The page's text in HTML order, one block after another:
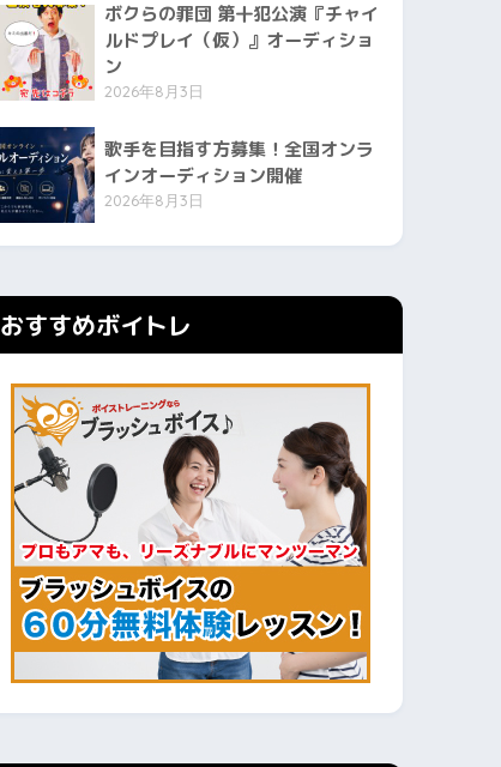
ボクらの罪団 第十犯公演『チャイ
ルドプレイ（仮）』オーディショ
ン
2026年8月3日
歌手を目指す方募集！全国オンラ
インオーディション開催
2026年8月3日
おすすめボイトレ